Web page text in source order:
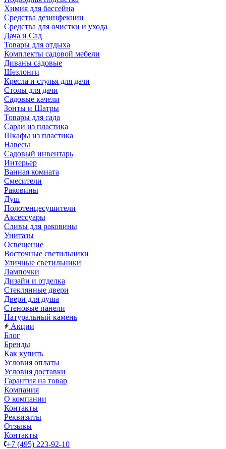
Химия для бассейна
Средства дезинфекции
Средства для очистки и ухода
Дача и Сад
Товары для отдыха
Комплекты садовой мебели
Диваны садовые
Шезлонги
Кресла и стулья для дачи
Столы для дачи
Садовые качели
Зонты и Шатры
Товары для сада
Сараи из пластика
Шкафы из пластика
Навесы
Садовый инвентарь
Интерьер
Ванная комната
Смесители
Раковины
Душ
Полотенцесушители
Аксессуары
Сливы для раковины
Унитазы
Освещение
Восточные светильники
Уличные светильники
Лампочки
Дизайн и отделка
Стеклянные двери
Двери для душа
Стеновые панели
Натуральный камень
Акции
Блог
Бренды
Как купить
Условия оплаты
Условия доставки
Гарантия на товар
Компания
О компании
Контакты
Реквизиты
Отзывы
Контакты
+7 (495) 223-92-10